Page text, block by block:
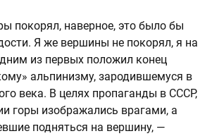
покорял, наверное, это было бы
Я же вершины не покорял, я на
из первых положил конец
альпинизму, зародившемуся в
века. В целях пропаганды в СССР,
горы изображались врагами, а
подняться на вершину, —